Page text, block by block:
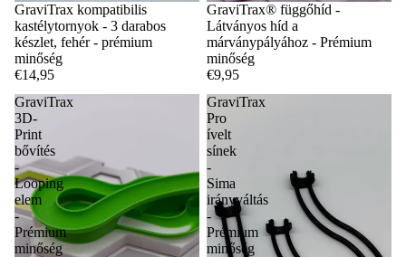
GraviTrax kompatibilis
kastélytornyok - 3 darabos
készlet, fehér - prémium
minőség
€14,95
GraviTrax® függőhíd -
Látványos híd a
márványpályához - Prémium
minőség
€9,95
GraviTrax
3D-
Print
bővítés
-
Looping
elem
-
Prémium
minőség
GraviTrax
Pro
ívelt
sínek
-
Sima
irányváltás
-
Prémium
minőség